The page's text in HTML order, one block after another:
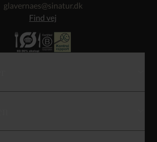
glavernaes@sinatur.dk
Find vej